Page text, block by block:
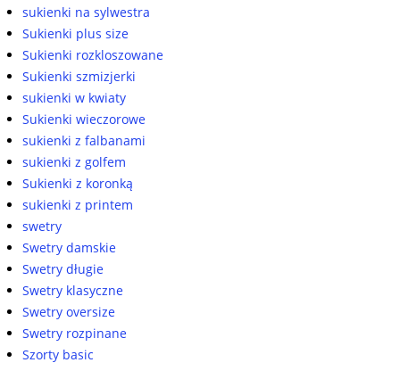
sukienki na sylwestra
Sukienki plus size
Sukienki rozkloszowane
Sukienki szmizjerki
sukienki w kwiaty
Sukienki wieczorowe
sukienki z falbanami
sukienki z golfem
Sukienki z koronką
sukienki z printem
swetry
Swetry damskie
Swetry długie
Swetry klasyczne
Swetry oversize
Swetry rozpinane
Szorty basic